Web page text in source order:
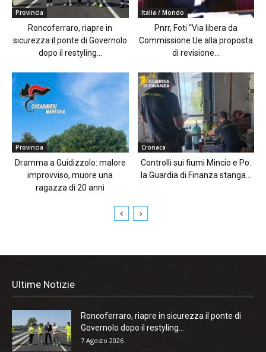
Provincia
Roncoferraro, riapre in
sicurezza il ponte di Governolo
dopo il restyling...
Italia / Mondo
Pnrr, Foti “Via libera da
Commissione Ue alla proposta
di revisione...
Provincia
Dramma a Guidizzolo: malore
improvviso, muore una
ragazza di 20 anni
Cronaca
Controlli sui fiumi Mincio e Po:
la Guardia di Finanza stanga...
Ultime Notizie
Roncoferraro, riapre in sicurezza il ponte di
Governolo dopo il restyling...
7 Agosto 2026